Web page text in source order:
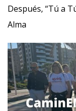
Después, “Tú a
Alma